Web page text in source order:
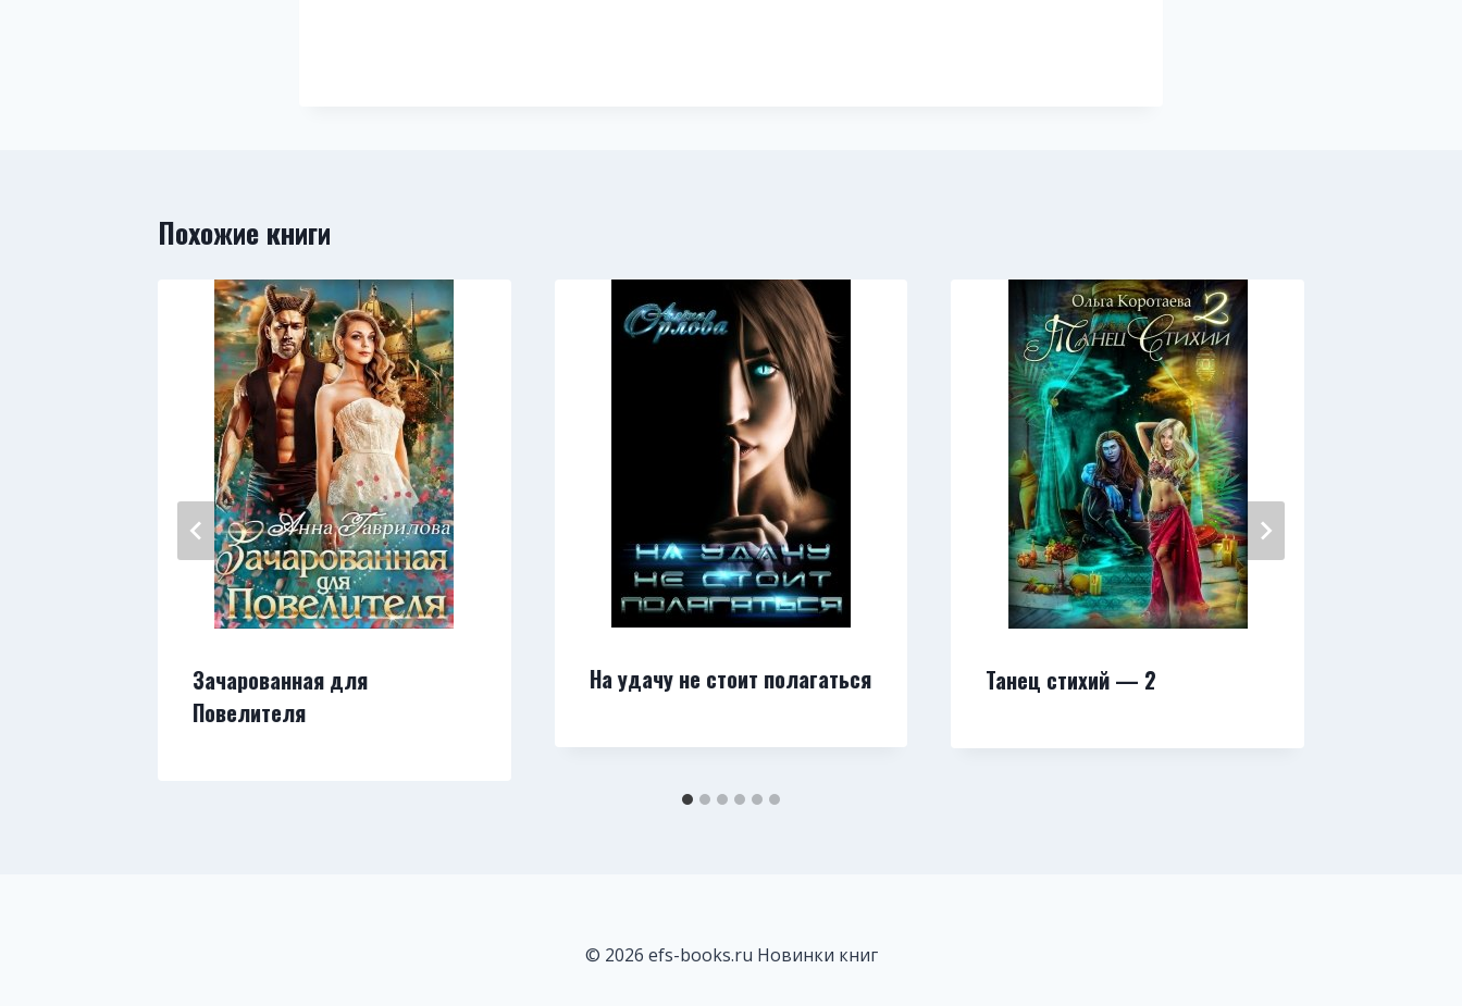
Похожие книги
Зачарованная для
Повелителя
На удачу не стоит полагаться Танец стихий — 2
© 2026 efs-books.ru Новинки книг